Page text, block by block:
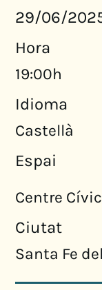
29/06/
Hora
19:00h
Idioma
Castellà
Espai
Centre Cívic
Ciutat
Santa Fe